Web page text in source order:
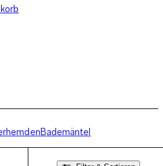
Bademäntel